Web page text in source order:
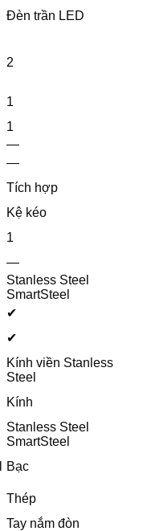
Đèn trần LED
2
1
1
—
—
Tích hợp
Kệ kéo
1
—
Stanless Steel
SmartSteel
✔
✔
Kính viền Stanless
Steel
Kính
Stanless Steel
SmartSteel
Bạc
Thép
Tay nắm đòn